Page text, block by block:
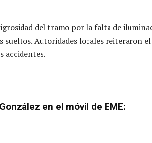
del tramo por la falta de
sueltos. Autoridades locales reiteraron el
accidentes.
en el móvil de EME: